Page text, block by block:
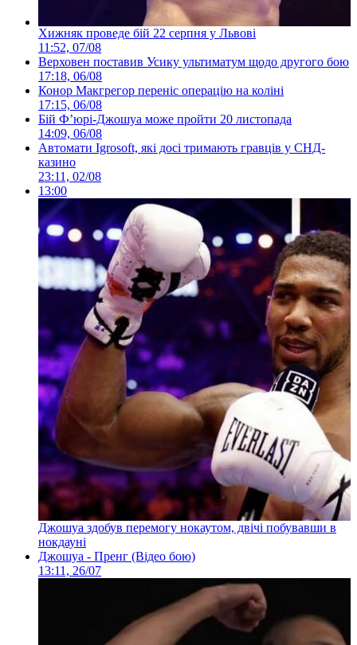
Хижняк проведе бій 22 серпня у Львові
11:52, 07/08
Верховен поставив Усику ультиматум щодо другого бою
17:18, 06/08
Конор Макгрегор переніс операцію на коліні
17:15, 06/08
Бій Ф’юрі-Джошуа може пройти 20 листопада
14:09, 06/08
Автомати Igrosoft, які досі тримають гравців у СНД-
казино
23:11, 02/08
13:00
Джошуа здобув перемогу нокаутом, двічі побувавши в
нокдауні
Джошуа - Пренг (Відео бою)
13:11, 26/07